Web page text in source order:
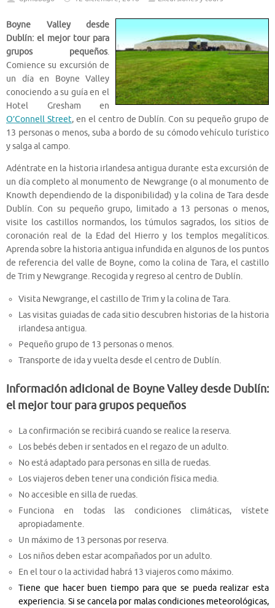
Boyne Valley desde
Dublín: el mejor tour para
grupos pequeños.
Comience su excursión de
un día en Boyne Valley
conociendo a su guía en el
Hotel Gresham en
O’Connell Street, en el centro de Dublín. Con su pequeño grupo de
13 personas o menos, suba a bordo de su cómodo vehículo turístico
y salga al campo.
Adéntrate en la historia irlandesa antigua durante esta excursión de
un día completo al monumento de Newgrange (o al monumento de
Knowth dependiendo de la disponibilidad) y la colina de Tara desde
Dublín. Con su pequeño grupo, limitado a 13 personas o menos,
visite los castillos normandos, los túmulos sagrados, los sitios de
coronación real de la Edad del Hierro y los templos megalíticos.
Aprenda sobre la historia antigua infundida en algunos de los puntos
de referencia del valle de Boyne, como la colina de Tara, el castillo
de Trim y Newgrange. Recogida y regreso al centro de Dublín.
Visita Newgrange, el castillo de Trim y la colina de Tara.
Las visitas guiadas de cada sitio descubren historias de la historia
irlandesa antigua.
Pequeño grupo de 13 personas o menos.
Transporte de ida y vuelta desde el centro de Dublín.
Información adicional de Boyne Valley desde Dublín:
el mejor tour para grupos pequeños
La confirmación se recibirá cuando se realice la reserva.
Los bebés deben ir sentados en el regazo de un adulto.
No está adaptado para personas en silla de ruedas.
Los viajeros deben tener una condición física media.
No accesible en silla de ruedas.
Funciona en todas las condiciones climáticas, vístete
apropiadamente.
Un máximo de 13 personas por reserva.
Los niños deben estar acompañados por un adulto.
En el tour o la actividad habrá 13 viajeros como máximo.
Tiene que hacer buen tiempo para que se pueda realizar esta
experiencia. Si se cancela por malas condiciones meteorológicas,